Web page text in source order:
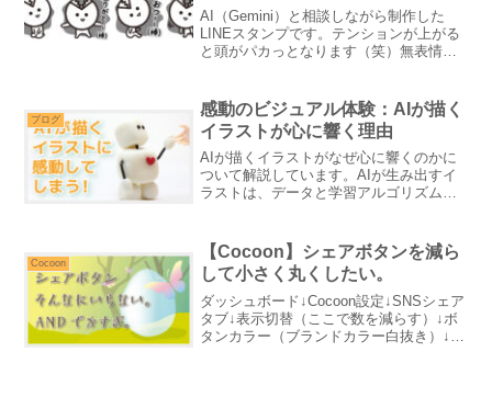
す！
AI（Gemini）と相談しながら制作した
LINEスタンプです。テンションが上がる
と頭がパカっとなります（笑）無表情で
ブログ
感動のビジュアル体験：AIが描く
イラストが心に響く理由
AIが描くイラストがなぜ心に響くのかに
ついて解説しています。AIが生み出すイ
ラストは、データと学習アルゴリズムを
ーザーでも感動的なビジュアル体験を味
わうことができます。
Cocoon
【Cocoon】シェアボタンを減ら
して小さく丸くしたい。
ダッシュボード↓Cocoon設定↓SNSシェア
タブ↓表示切替（ここで数を減らす）↓ボ
タンカラー（ブランドカラー白抜き）↓カ